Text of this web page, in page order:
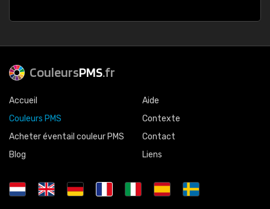
CouleursPMS.fr
Accueil
Couleurs PMS
Acheter éventail couleur PMS
Blog
Aide
Contexte
Contact
Liens